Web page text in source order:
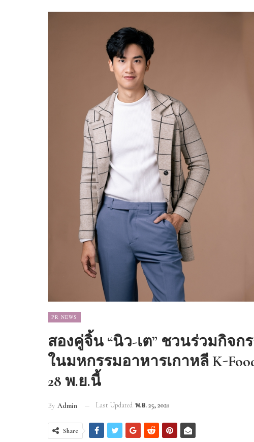
PR NEWS
สองคู่จิ้น “นิว-เต” ชวนร่วมกิจ
ในมหกรรมอาหารเกาหลี K-
28 พ.ย.นี้
By Admin Last Updated พ.ย. 25, 2021
Share